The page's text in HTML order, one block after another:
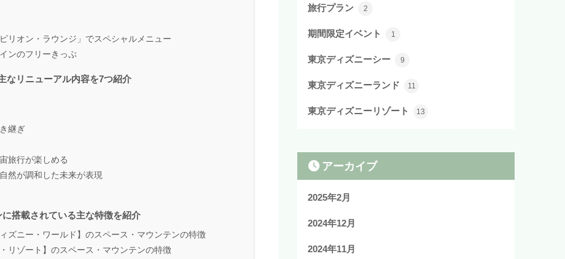
リオン・ラウンジ」でスペシャルメニュー
ンのフリーきっぷ
なリニューアル内容を7つ紹介
継ぎ
旅行が楽しめる
然が調和した未来が表現
搭載されている主な特徴を紹介
ズニー・ワールド】のスペース・マウンテンの特徴
リゾート】のスペース・マウンテンの特徴
旅行プラン 2
期間限定イベント 1
東京ディズニーシー 9
東京ディズニーランド 11
東京ディズニーリゾート 13
アーカイブ
2025年2月
2024年12月
2024年11月